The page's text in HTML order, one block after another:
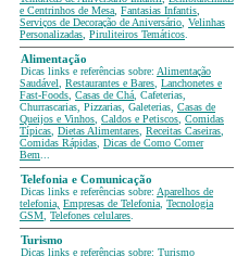
e Centrinhos de Mesa Fantasias Infantis
Serviços de Decoração de Aniversário Velinhas
Personalizadas Piruliteiros Temáticos
Alimentação
Dicas links e referências sobre: Alimentação
Saudável
Restaurantes e Bares Lanchonetes e
Fast-Foods Casas de Chá , Cafeterias,
Churrascarias, Pizzarias, Galeterias, Casas de
Queijos e Vinhos Caldos e Petiscos Comidas
Típicas Dietas Alimentares Receitas Caseiras
Comidas Rápidas Dicas de Como Comer
Bem
Telefonia e Comunicação
Dicas links e referências sobre: Aparelhos de
telefonia, Empresas de Telefonia Tecnologia
GSM Telefones celulares
Turismo
Dicas links e referências sobre: Turismo